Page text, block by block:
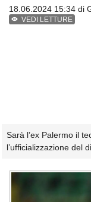
18.06.2024 15:34 di
VEDI LETTURE
Sarà l’ex Palermo il
l’ufficializzazione del